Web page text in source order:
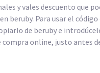
y vales descuento que
beruby. Para usar el
de beruby e
compra online, justo antes